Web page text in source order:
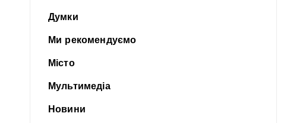
Думки
Ми рекомендуємо
Місто
Мультимедіа
Новини